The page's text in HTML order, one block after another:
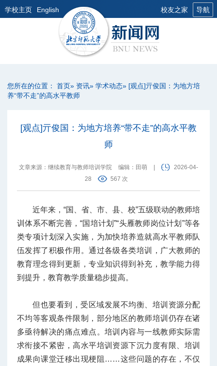
学校主页 English 校友之家 导航
您所在的位置： 首页» 资讯» 学术动态» [观点]亓俊国：为地方培
养“带不走”的高水平教师
[观点]亓俊国：为地方培养“带不走”的高水平教
师
文章来源：继续教育与教师培训学院 编辑：田萌
2026-04-
28
567 次
近年来，“国、省、市、县、校”五级联动的教师培
训体系不断完善，“国培计划”“头雁教师岗位计划”等各
类专项计划深入实施，为加快培养造就高水平教师队
伍发挥了积极作用。通过各级各类培训，广大教师的
教育理念得到更新，专业知识得到补充，教学能力得
到提升，教育教学质量稳步提高。
但也要看到，受区域发展不均衡、培训资源分配
不均等客观条件限制，部分地区的教师培训仍存在诸
多亟待解决的痛点难点。培训内容与一线教师实际需
求衔接不紧密，高水平培训资源下沉力度有限、培训
成果向课堂迁移出现梗阻……这些问题的存在，不仅